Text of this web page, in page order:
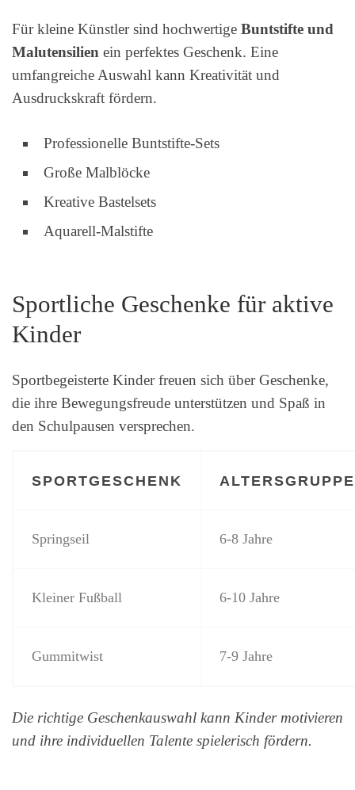
Für kleine Künstler sind hochwertige Buntstifte und
Malutensilien ein perfektes Geschenk. Eine
umfangreiche Auswahl kann Kreativität und
Ausdruckskraft fördern.
Professionelle Buntstifte-Sets
Große Malblöcke
Kreative Bastelsets
Aquarell-Malstifte
Sportliche Geschenke für aktive
Kinder
Sportbegeisterte Kinder freuen sich über Geschenke,
die ihre Bewegungsfreude unterstützen und Spaß in
den Schulpausen versprechen.
SPORTGESCHENK ALTERSGRUPPE
Springseil 6-8 Jahre
Kleiner Fußball 6-10 Jahre
Gummitwist 7-9 Jahre
Die richtige Geschenkauswahl kann Kinder motivieren
und ihre individuellen Talente spielerisch fördern.